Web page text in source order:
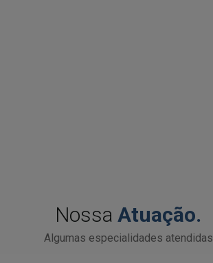
Nossa Atuação.
Algumas especialidades atendidas